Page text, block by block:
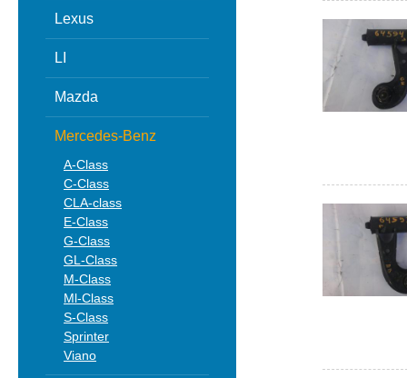
Lexus
LI
Mazda
Mercedes-Benz
A-Class
C-Class
CLA-class
E-Class
G-Class
GL-Class
M-Class
Ml-Class
S-Class
Sprinter
Viano